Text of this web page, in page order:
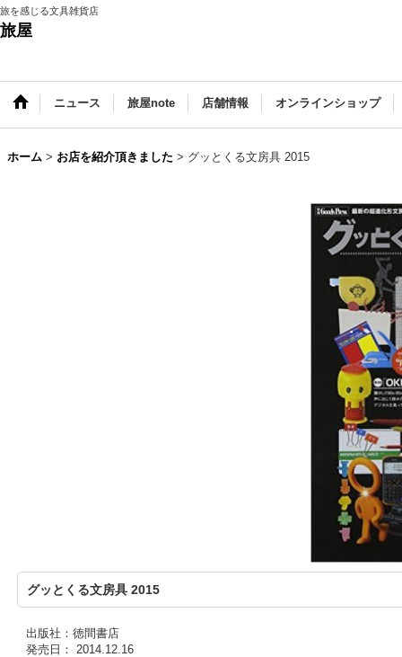
旅を感じる文具雑貨店
旅屋
ニュース 旅屋note 店舗情報 オンラインショップ
ホーム > お店を紹介頂きました > グッとくる文房具 2015
グッとくる文房具 2015
出版社：徳間書店
発売日： 2014.12.16